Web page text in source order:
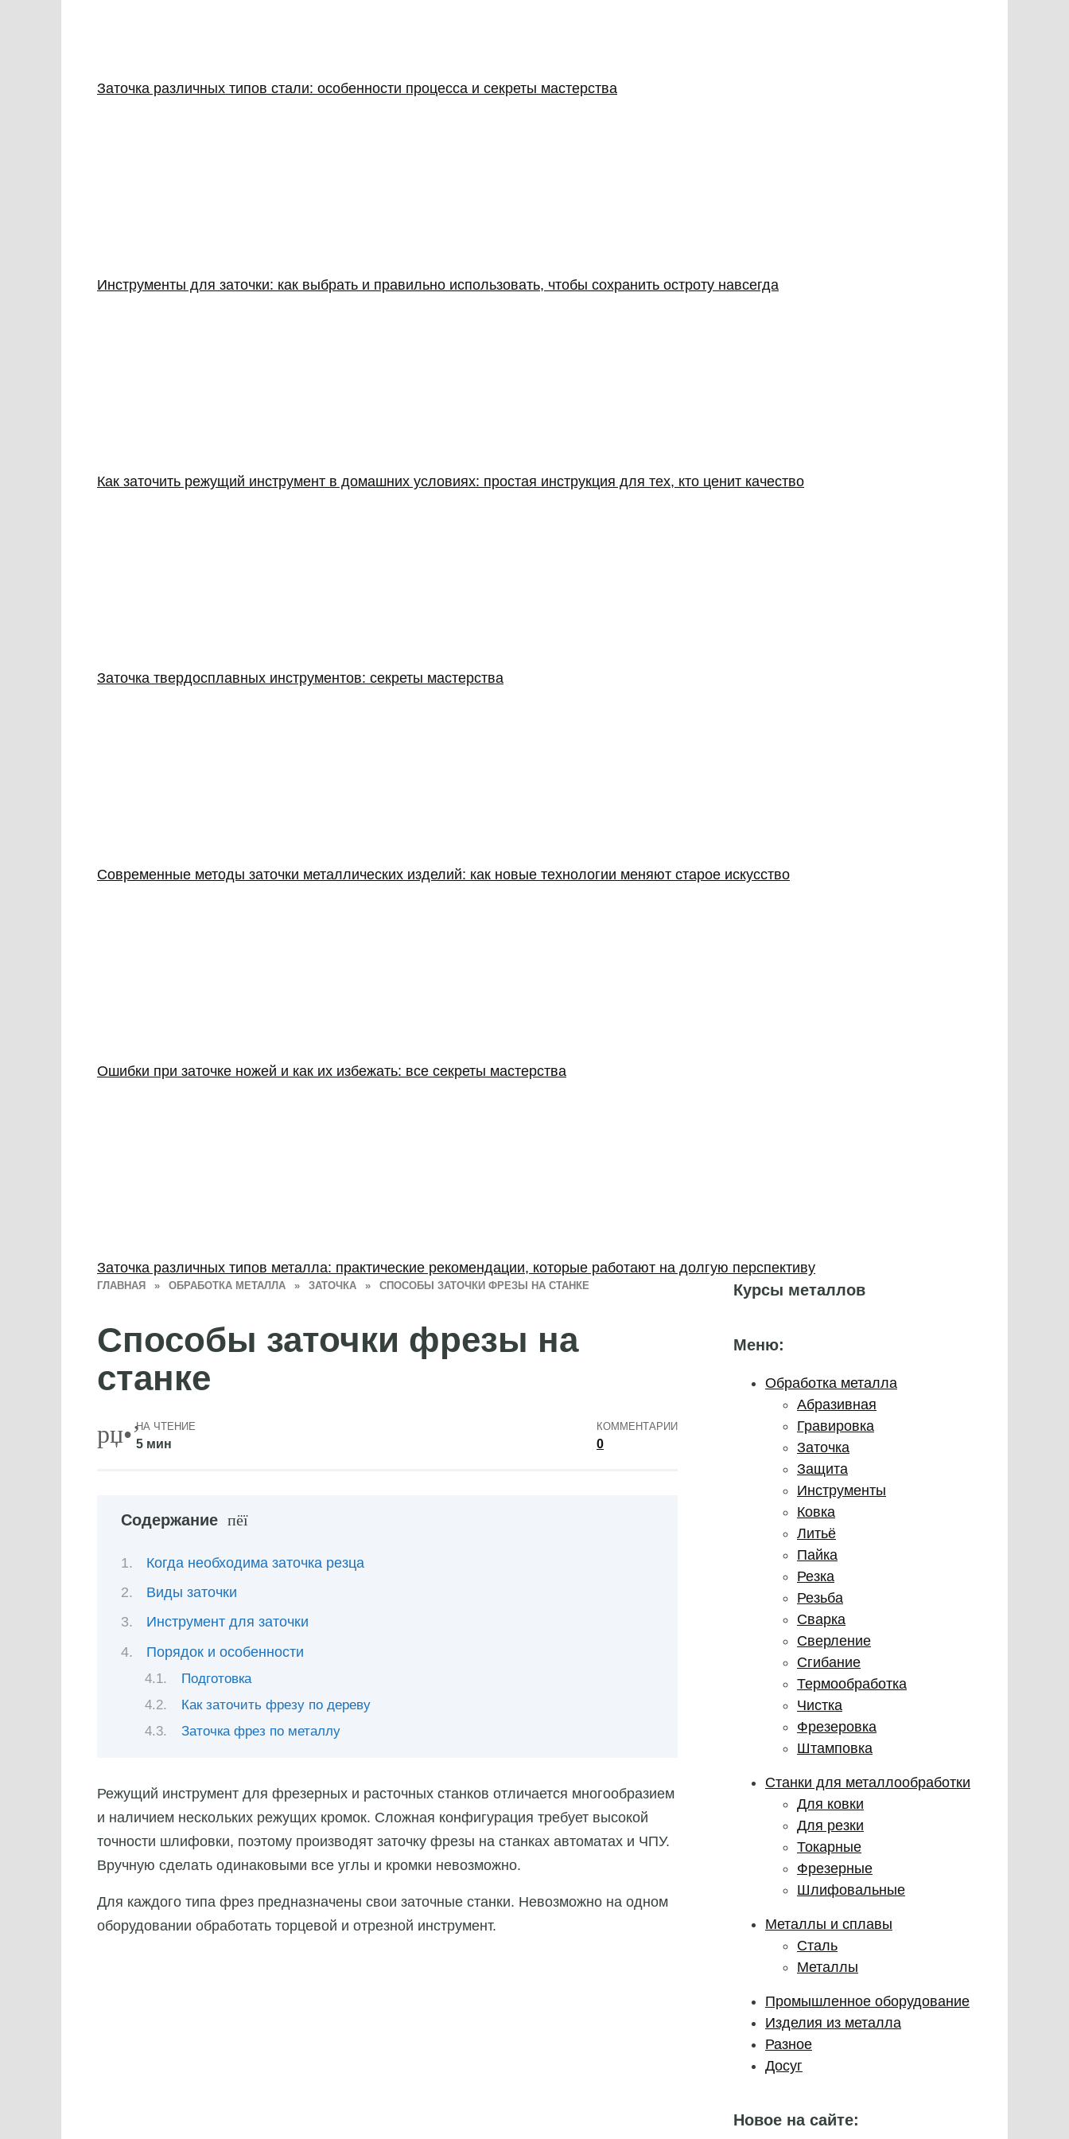
ГЛАВНАЯ » ОБРАБОТКА МЕТАЛЛА » ЗАТОЧКА » СПОСОБЫ ЗАТОЧКИ ФРЕЗЫ НА СТАНКЕ
Способы заточки фрезы на
станке
НА ЧТЕНИЕ
5 мин
КОММЕНТАРИИ
0
Содержание
Когда необходима заточка резца
Виды заточки
Инструмент для заточки
Порядок и особенности
Подготовка
Как заточить фрезу по дереву
Заточка фрез по металлу
Режущий инструмент для фрезерных и расточных станков отличается многообразием
и наличием нескольких режущих кромок. Сложная конфигурация требует высокой
точности шлифовки, поэтому производят заточку фрезы на станках автоматах и ЧПУ.
Вручную сделать одинаковыми все углы и кромки невозможно.
Для каждого типа фрез предназначены свои заточные станки. Невозможно на одном
оборудовании обработать торцевой и отрезной инструмент.
Курсы металлов
Меню:
Обработка металла
Абразивная
Гравировка
Заточка
Защита
Инструменты
Ковка
Литьё
Пайка
Резка
Резьба
Сварка
Сверление
Сгибание
Термообработка
Чистка
Фрезеровка
Штамповка
Станки для металлообработки
Для ковки
Для резки
Токарные
Фрезерные
Шлифовальные
Металлы и сплавы
Сталь
Металлы
Промышленное оборудование
Изделия из металла
Разное
Досуг
Новое на сайте:
Заточка различных типов стали: особенности процесса и секреты мастерства
Инструменты для заточки: как выбрать и правильно использовать, чтобы сохранить остроту навсегда
Как заточить режущий инструмент в домашних условиях: простая инструкция для тех, кто ценит качество
Заточка твердосплавных инструментов: секреты мастерства
Современные методы заточки металлических изделий: как новые технологии меняют старое искусство
Ошибки при заточке ножей и как их избежать: все секреты мастерства
Заточка различных типов металла: практические рекомендации, которые работают на долгую перспективу